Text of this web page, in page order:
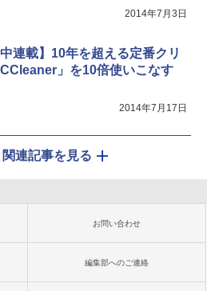
2014年7月3日
中連載】10年を超える定番クリ
」を10倍使いこなす
2014年7月17日
関連記事を見る
お問い合わせ
編集部へのご連絡